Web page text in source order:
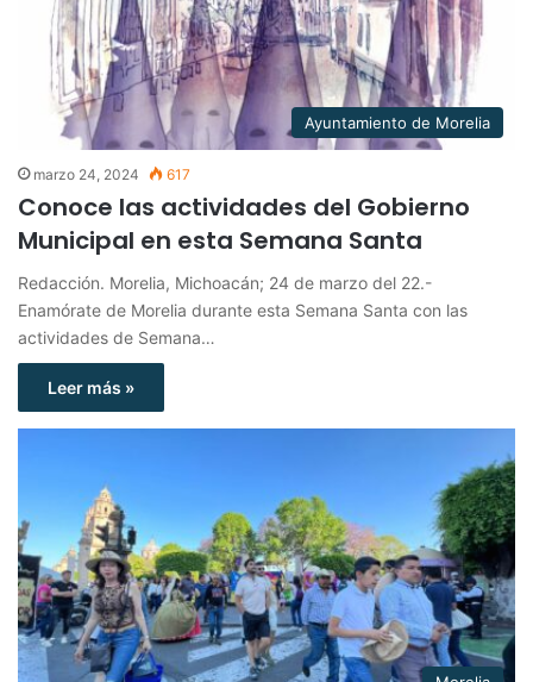
Ayuntamiento de Morelia
marzo 24, 2024 617
Conoce las actividades del Gobierno
Municipal en esta Semana Santa
Redacción. Morelia, Michoacán; 24 de marzo del 22.-
Enamórate de Morelia durante esta Semana Santa con las
actividades de Semana…
Leer más »